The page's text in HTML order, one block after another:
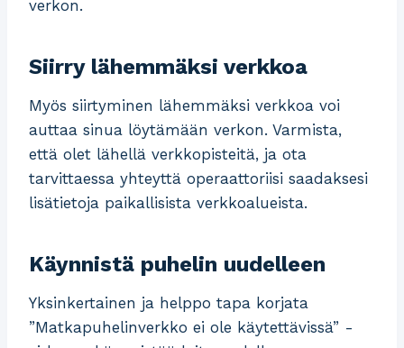
verkon.
Siirry lähemmäksi verkkoa
Myös siirtyminen lähemmäksi verkkoa voi
auttaa sinua löytämään verkon. Varmista,
että olet lähellä verkkopisteitä, ja ota
tarvittaessa yhteyttä operaattoriisi saadaksesi
lisätietoja paikallisista verkkoalueista.
Käynnistä puhelin uudelleen
Yksinkertainen ja helppo tapa korjata
”Matkapuhelinverkko ei ole käytettävissä” -